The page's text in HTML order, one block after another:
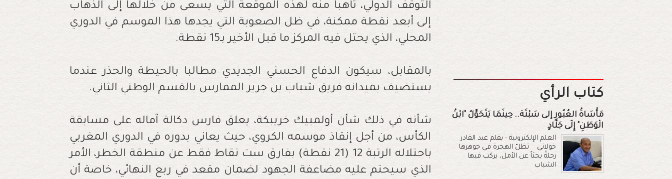
التوقف الدولي، تأهبا منه لهذه الموقعة التي يسعى من خلالها إلى الذهاب
إلى أبعد نقطة ممكنة، في ظل الصعوبة التي يجدها هذا الموسم في الدوري
المحلي، الذي يحتل فيه المركز ما قبل الأخير بـ15 نقطة.
بالمقابل، سيكون الدفاع الحسني الجديدي مطالبا بالحيطة والحذر عندما
يستضيف بميدانه فريق شباب بن جرير الممارس بالقسم الوطني الثاني.
شأنه في ذلك شأن أولمبيك خريبكة، يعلق فارس دكالة آماله على مسابقة
الكأس، من أجل إنقاذ موسمه الكروي، حيث يعاني بدوره في الدوري المغربي
باحتلاله الرتبة 12 (21 نقطة) بفارق ست نقاط فقط عن منطقة الخطر، الأمر
الذي سيحتم عليه مضاعفة الجهود لضمان مقعد في ربع النهائي، خاصة أن
كتاب الرأي
مَأْسَاةُ العُبُورِ إلى سَبْتَة.. حِينَمَا يَتَحَوَّلُ "ابْنُ
الْوَطَنِ" إِلَى جَلَّادٍ
العلم الإلكترونية - بقلم عبد القادر
خولاني تظلّ الهجرة في جوهرها
رحلةً بحثاً عن الأمل، يركب فيها
الشباب